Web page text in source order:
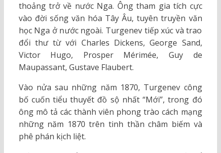
thoảng trở về nước Nga. Ông tham gia tích cực
vào đời sống văn hóa Tây Âu, tuyên truyền văn
học Nga ở nước ngoài. Turgenev tiếp xúc và trao
đổi thư từ với Charles Dickens, George Sand,
Victor Hugo, Prosper Mérimée, Guy de
Maupassant, Gustave Flaubert.
Vào nửa sau những năm 1870, Turgenev công
bố cuốn tiểu thuyết đồ sộ nhất “Mới”, trong đó
ông mô tả các thành viên phong trào cách mạng
những năm 1870 trên tinh thần châm biếm và
phê phán kịch liệt.